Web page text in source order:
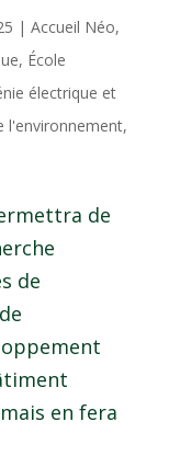
| Accueil Néo,
, École
électrique et
l'environnement,
de
de
en fera